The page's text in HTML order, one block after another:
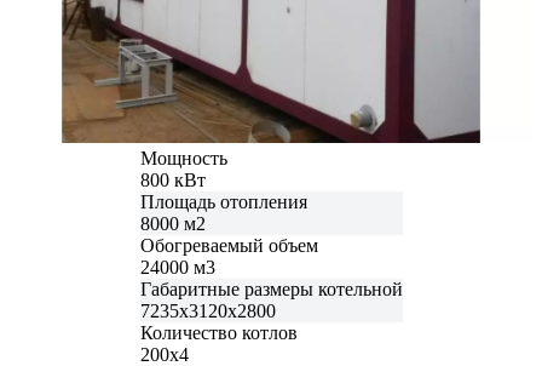
Мощность
800 кВт
Площадь отопления
8000 м2
Обогреваемый объем
24000 м3
Габаритные размеры котельной
7235х3120х2800
Количество котлов
200х4